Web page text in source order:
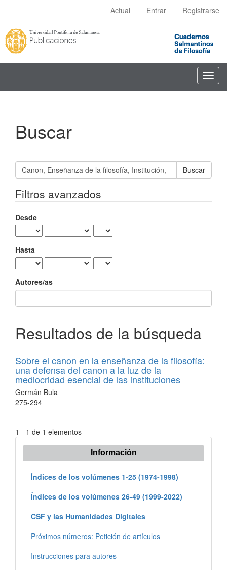
principal
Barra
lateral
Actual Entrar Registrarse
Buscar
Buscar
artículos
Filtros avanzados
Desde
Hasta
Autores/as
Resultados de la búsqueda
Sobre el canon en la enseñanza de la filosofía:
una defensa del canon a la luz de la
mediocridad esencial de las instituciones
Germán Bula
275-294
1 - 1 de 1 elementos
Información
Índices de los volúmenes 1-25 (1974-1998)
Índices de los volúmenes 26-49 (1999-2022)
CSF y las Humanidades Digitales
Próximos números: Petición de artículos
Instrucciones para autores